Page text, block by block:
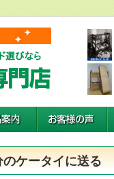
ケータイに送る